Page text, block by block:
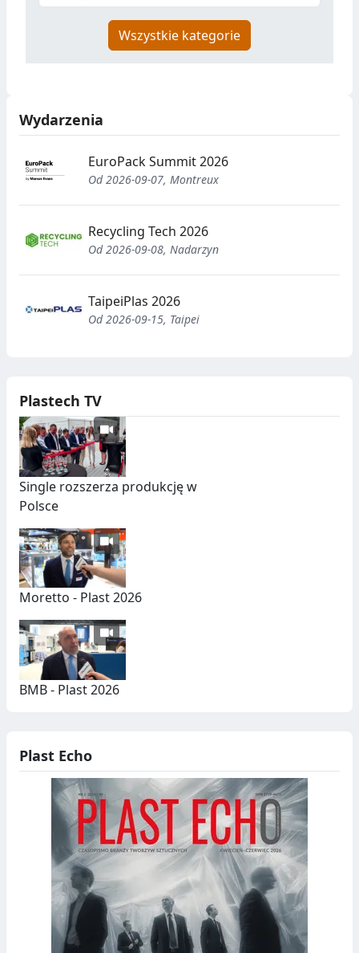
Wszystkie kategorie
Wydarzenia
EuroPack Summit 2026
Od 2026-09-07, Montreux
Recycling Tech 2026
Od 2026-09-08, Nadarzyn
TaipeiPlas 2026
Od 2026-09-15, Taipei
Plastech TV
Single rozszerza produkcję w
Polsce
Moretto - Plast 2026
BMB - Plast 2026
Plast Echo